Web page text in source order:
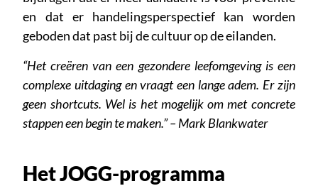
en dat er handelingsperspectief kan worden
geboden dat past bij de cultuur op de eilanden.
“Het creëren van een gezondere leefomgeving is een
complexe uitdaging en vraagt een lange adem. Er zijn
geen shortcuts. Wel is het mogelijk om met concrete
stappen een begin te maken.” – Mark Blankwater
Het JOGG-programma